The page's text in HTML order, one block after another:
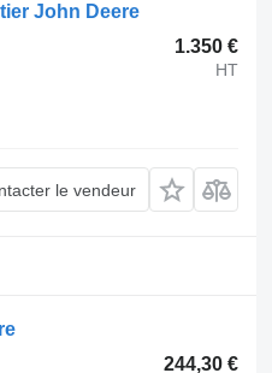
John Deere
1.350 €
HT
le vendeur
244,30 €